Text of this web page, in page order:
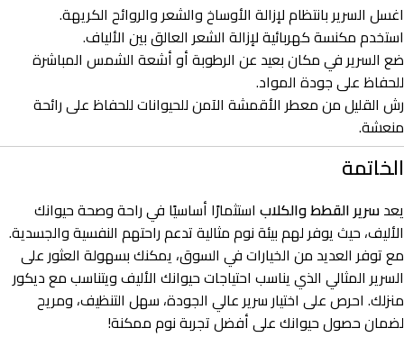
اغسل السرير بانتظام لإزالة الأوساخ والشعر والروائح الكريهة.
استخدم مكنسة كهربائية لإزالة الشعر العالق بين الألياف.
ضع السرير في مكان بعيد عن الرطوبة أو أشعة الشمس المباشرة
للحفاظ على جودة المواد.
رش القليل من معطر الأقمشة الآمن للحيوانات للحفاظ على رائحة
منعشة.
الخاتمة
يعدسرير القطط والكلاب استثمارًا أساسيًا في راحة وصحة حيوانك
الأليف، حيث يوفر لهم بيئة نوم مثالية تدعم راحتهم النفسية والجسدية.
مع توفر العديد من الخيارات في السوق، يمكنك بسهولة العثور على
السرير المثالي الذي يناسب احتياجات حيوانك الأليف ويتناسب مع ديكور
منزلك. احرص على اختيار سرير عالي الجودة، سهل التنظيف، ومريح
لضمان حصول حيوانك على أفضل تجربة نوم ممكنة!